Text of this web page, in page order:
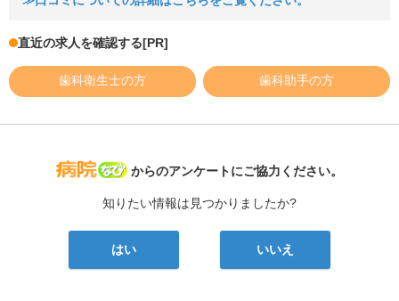
直近の求人を確認する[PR]
歯科衛生士の方 歯科助手の方
病院なび
からのアンケートにご協力ください。
知りたい情報は見つかりましたか?
はい いいえ